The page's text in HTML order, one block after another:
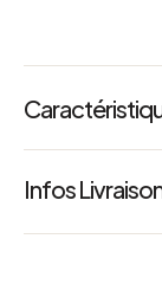
Infos